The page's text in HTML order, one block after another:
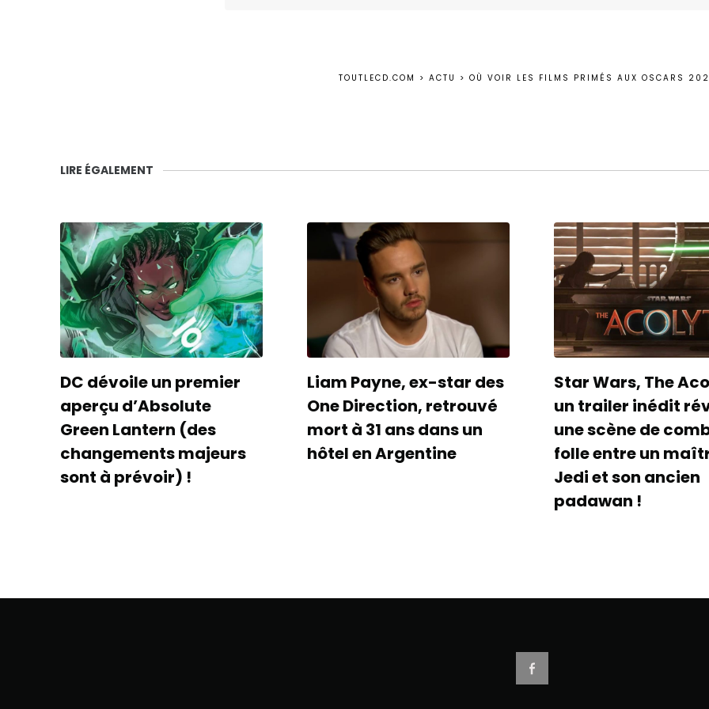
TOUTLECD.COM > ACTU > OÙ VOIR LES FILMS PRIMÉS AUX OSCARS
LIRE ÉGALEMENT
DC dévoile un premier
aperçu d’Absolute
Green Lantern (des
changements majeurs
sont à prévoir) !
Liam Payne, ex-star des
One Direction, retrouvé
mort à 31 ans dans un
hôtel en Argentine
Star Wars, The
un trailer inédit
une scène de
folle entre un
Jedi et son ancien
padawan !